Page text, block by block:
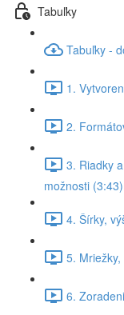
Tabuľky
Tabuľky -
1.
2.
3. Riadky
možnosti (3:43)
4. Šírky,
5.
6.